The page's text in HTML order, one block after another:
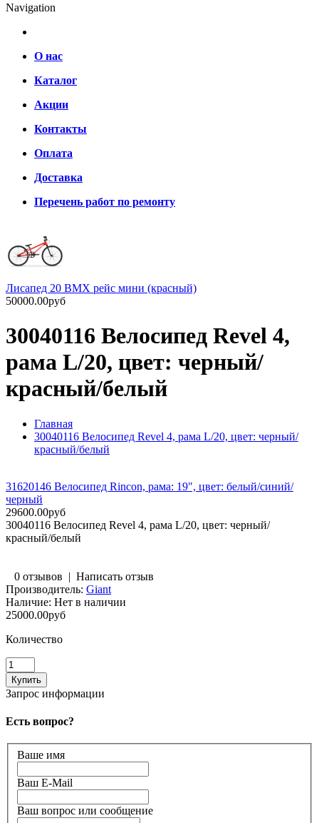
Navigation
О нас
Каталог
Акции
Контакты
Оплата
Доставка
Перечень работ по ремонту
Лисапед 20 BMX рейс мини (красный)
50000.00руб
30040116 Велосипед Revel 4,
рама L/20, цвет: черный/
красный/белый
Главная
30040116 Велосипед Revel 4, рама L/20, цвет: черный/
красный/белый
31620146 Велосипед Rincon, рама: 19", цвет: белый/синий/
черный
29600.00руб
30040116 Велосипед Revel 4, рама L/20, цвет: черный/
красный/белый
0 отзывов | Написать отзыв
Производитель: Giant
Наличие: Нет в наличии
25000.00руб
Количество
Запрос информации
Есть вопрос?
Ваше имя
Ваш E-Mail
Ваш вопрос или сообщение